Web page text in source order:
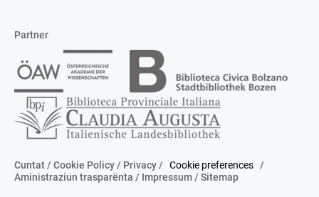
Partner
Cuntat/ Cookie Policy/ Privacy/ Cookie preferences /
Aministraziun trasparënta / Impressum/ Sitemap